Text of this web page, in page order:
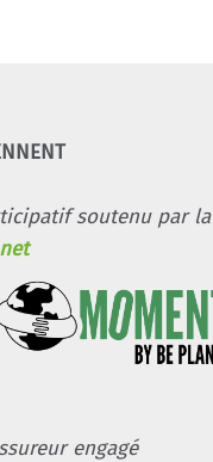
soutenu par la
engagé